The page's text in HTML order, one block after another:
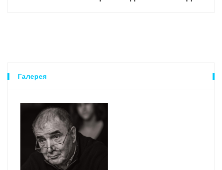
Галерея